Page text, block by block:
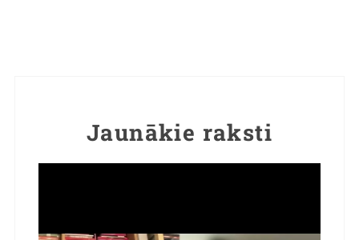
Jaunākie raksti